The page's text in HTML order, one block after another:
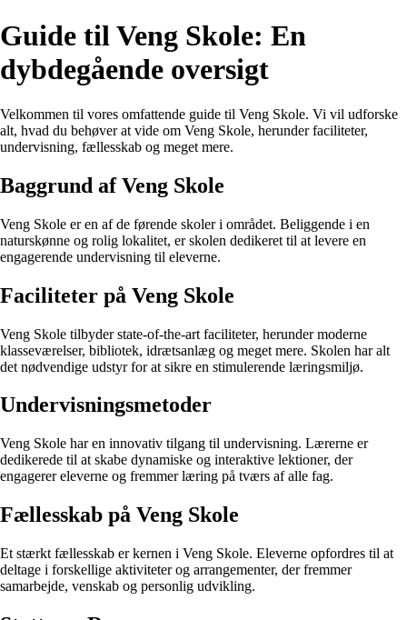
Guide til Veng Skole: En
dybdegående oversigt
Velkommen til vores omfattende guide til Veng Skole. Vi vil udforske
alt, hvad du behøver at vide om Veng Skole, herunder faciliteter,
undervisning, fællesskab og meget mere.
Baggrund af Veng Skole
Veng Skole er en af de førende skoler i området. Beliggende i en
naturskønne og rolig lokalitet, er skolen dedikeret til at levere en
engagerende undervisning til eleverne.
Faciliteter på Veng Skole
Veng Skole tilbyder state-of-the-art faciliteter, herunder moderne
klasseværelser, bibliotek, idrætsanlæg og meget mere. Skolen har alt
det nødvendige udstyr for at sikre en stimulerende læringsmiljø.
Undervisningsmetoder
Veng Skole har en innovativ tilgang til undervisning. Lærerne er
dedikerede til at skabe dynamiske og interaktive lektioner, der
engagerer eleverne og fremmer læring på tværs af alle fag.
Fællesskab på Veng Skole
Et stærkt fællesskab er kernen i Veng Skole. Eleverne opfordres til at
deltage i forskellige aktiviteter og arrangementer, der fremmer
samarbejde, venskab og personlig udvikling.